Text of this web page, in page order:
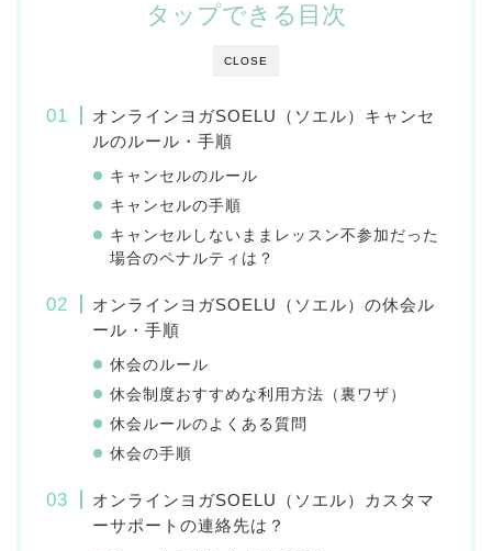
CLOSE
タップできる目次
オンラインヨガSOELU（ソエル）キャンセ
ルのルール・手順
キャンセルのルール
キャンセルの手順
キャンセルしないままレッスン不参加だった
場合のペナルティは？
オンラインヨガSOELU（ソエル）の休会ル
ール・手順
休会のルール
休会制度おすすめな利用方法（裏ワザ）
休会ルールのよくある質問
休会の手順
オンラインヨガSOELU（ソエル）カスタマ
ーサポートの連絡先は？